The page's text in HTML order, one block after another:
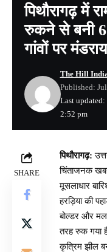
पिथौरागढ़ में
रुकने से बनी
गांवों पर
Last
2:52 pm
The Hill
Published:
SHARE
पिथौरागढ़:
चिंताजनक
मूसलाधार
हरड़िया की
बोल्डर और
तरह रुक गया
कृत्रिम झील